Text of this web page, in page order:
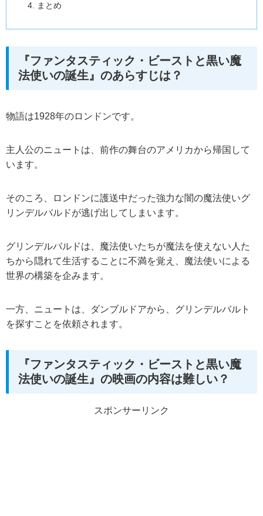
まとめ
『ファンタスティック・ビーストと黒い魔
法使いの誕生』のあらすじは？
物語は1928年のロンドンです。
主人公のニュートは、前作の舞台のアメリカから帰国して
います。
そのころ、ロンドンに護送中だった強力な闇の魔法使いグ
リンデルバルドが逃げ出してしまいます。
グリンデルバルドは、魔法使いたちが魔法を使えない人た
ちから隠れて生活することに不満を覚え、魔法使いによる
世界の構築を企みます。
一方、ニュートは、ダンブルドアから、グリンデルバルト
を探すことを依頼されます。
『ファンタスティック・ビーストと黒い魔
法使いの誕生』の映画の内容は難しい？
スポンサーリンク